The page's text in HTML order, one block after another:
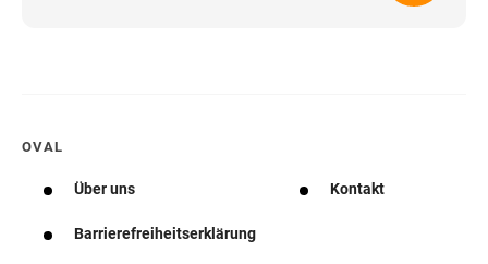
OVAL
Über uns Kontakt
Barrierefreiheitserklärung